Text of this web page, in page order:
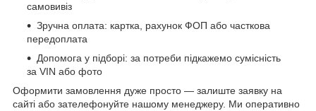
самовивіз
Зручна оплата: картка, рахунок ФОП або часткова
передоплата
Допомога у підборі: за потреби підкажемо сумісність
за VIN або фото
Оформити замовлення дуже просто — залиште заявку на
сайті або зателефонуйте нашому менеджеру. Ми оперативно